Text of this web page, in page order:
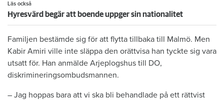
Läs också
Hyresvärd begär att boende uppger sin nationalitet
Familjen bestämde sig för att flytta tillbaka till Malmö. Men
Kabir Amiri ville inte släppa den orättvisa han tyckte sig vara
utsatt för. Han anmälde Arjeplogshus till DO,
diskrimineringsombudsmannen.
– Jag hoppas bara att vi ska bli behandlade på ett rättvist